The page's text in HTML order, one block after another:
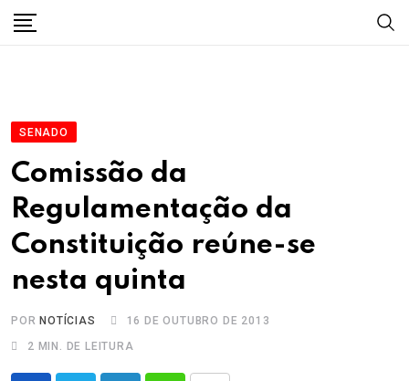
Skip
SENADO
Comissão da
Regulamentação da
Constituição reúne-se
nesta quinta
POR NOTÍCIAS
16 DE OUTUBRO DE 2013
2 MIN. DE LEITURA